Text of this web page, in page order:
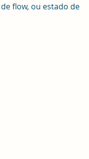
flow, ou estado de